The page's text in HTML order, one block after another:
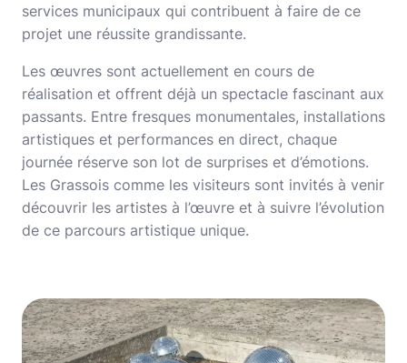
services municipaux qui contribuent à faire de ce
projet une réussite grandissante.
Les œuvres sont actuellement en cours de
réalisation et offrent déjà un spectacle fascinant aux
passants. Entre fresques monumentales, installations
artistiques et performances en direct, chaque
journée réserve son lot de surprises et d’émotions.
Les Grassois comme les visiteurs sont invités à venir
découvrir les artistes à l’œuvre et à suivre l’évolution
de ce parcours artistique unique.